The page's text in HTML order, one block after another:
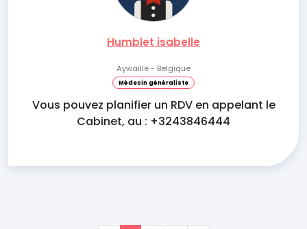
Humblet isabelle
Aywaille - Belgique
Médecin généraliste
Vous pouvez planifier un RDV en appelant le
Cabinet, au : +3243846444